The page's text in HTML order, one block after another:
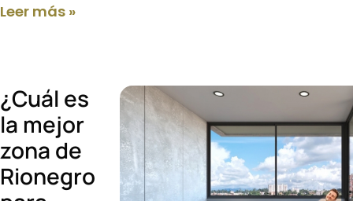
Leer más »
¿Cuál es
la mejor
zona de
Rionegro